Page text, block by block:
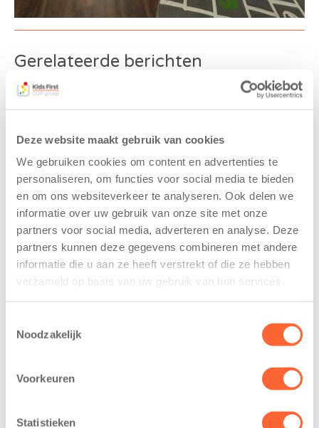
Deze website maakt gebruik van cookies
We gebruiken cookies om content en advertenties te
personaliseren, om functies voor social media te bieden
en om ons websiteverkeer te analyseren. Ook delen we
informatie over uw gebruik van onze site met onze
partners voor social media, adverteren en analyse. Deze
partners kunnen deze gegevens combineren met andere
informatie die u aan ze heeft verstrekt of die ze hebben
verzameld op basis van uw gebruik van hun services.
Noodzakelijk
Voorkeuren
Statistieken
Gerelateerde berichten
Kinderen BSO
De
Westerburcht
trainen alvast
Mini 4 Mijl
7 augustus 2026
2026 – Kinderen
Kids First
tekent
koopcontract
voor nieuw
wijk Wiarda in